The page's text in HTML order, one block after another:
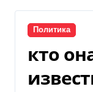
Политика
кто